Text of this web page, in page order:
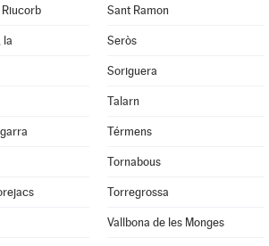
Sant Ramon
la Seròs
Soriguera
Talarn
Térmens
Tornabous
Torregrossa
Vallbona de les Monges